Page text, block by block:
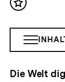
Inhalt
Die Welt